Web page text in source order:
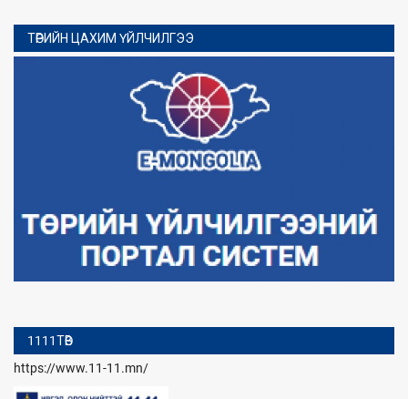
ТӨРИЙН ЦАХИМ ҮЙЛЧИЛГЭЭ
1111ТӨВ
https://www.11-11.mn/